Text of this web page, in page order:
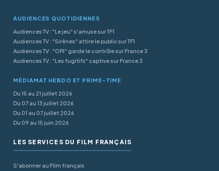
AUDIENCES QUOTIDIENNES
Audiences TV : "Le jeu" s'amuse sur TF1
Audiences TV : "Sirènes" attire le public sur TF1
Audiences TV : "OPJ" garde le contrôle sur France 3
Audiences TV : "Les fugitifs" captive sur France 3
MÉDIAMAT HEBDO ET PRIME-TIME
Du 15 au 21 juillet 2026
Du 07 au 13 juillet 2026
Du 01 au 07 juillet 2026
Du 09 au 15 juin 2026
LES SERVICES DU FILM FRANÇAIS
S'abonner au Film français